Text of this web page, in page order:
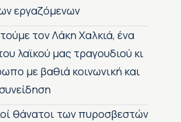
εργαζόμενων
τον Λάκη Χαλκιά, ένα
λαϊκού μας τραγουδιού κι
με βαθιά κοινωνική και
θάνατοι των πυροσβεστών